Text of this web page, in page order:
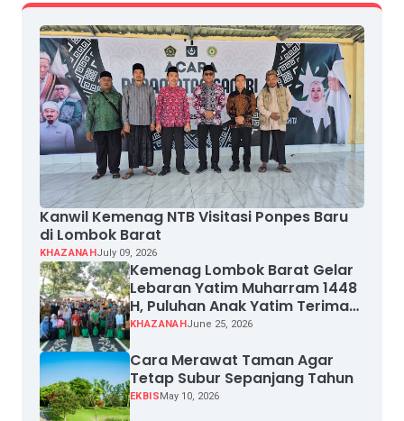
Kanwil Kemenag NTB Visitasi Ponpes Baru
di Lombok Barat
KHAZANAHJuly 09, 2026
Kemenag Lombok Barat Gelar
Lebaran Yatim Muharram 1448
H, Puluhan Anak Yatim Terima
Santunan
KHAZANAHJune 25, 2026
Cara Merawat Taman Agar
Tetap Subur Sepanjang Tahun
EKBISMay 10, 2026